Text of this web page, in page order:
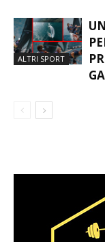
ALTRI SPORT